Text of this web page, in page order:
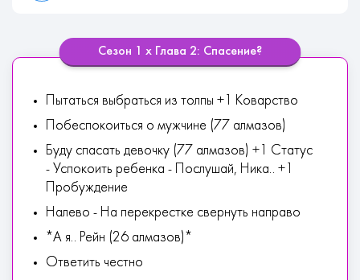
Сезон 1 х Глава 2: Спасение?
Пытаться выбраться из толпы +1 Коварство
Побеспокоиться о мужчине (77 алмазов)
Буду спасать девочку (77 алмазов) +1 Статус
- Успокоить ребенка - Послушай, Ника.. +1
Пробуждение
Налево - На перекрестке свернуть направо
*А я.. Рейн (26 алмазов)*
Ответить честно